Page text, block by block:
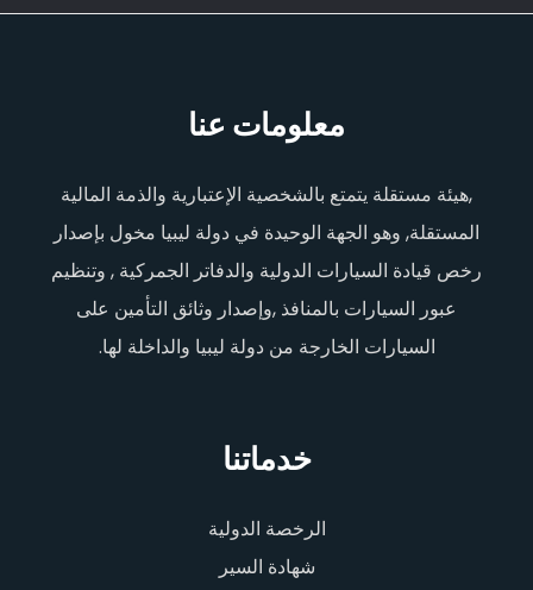
معلومات عنا
,هيئة مستقلة يتمتع بالشخصية الإعتبارية والذمة المالية
المستقلة, وهو الجهة الوحيدة في دولة ليبيا مخول بإصدار
رخص قيادة السيارات الدولية والدفاتر الجمركية , وتنظيم
عبور السيارات بالمنافذ ,وإصدار وثائق التأمين على
السيارات الخارجة من دولة ليبيا والداخلة لها.
خدماتنا
الرخصة الدولية
شهادة السير